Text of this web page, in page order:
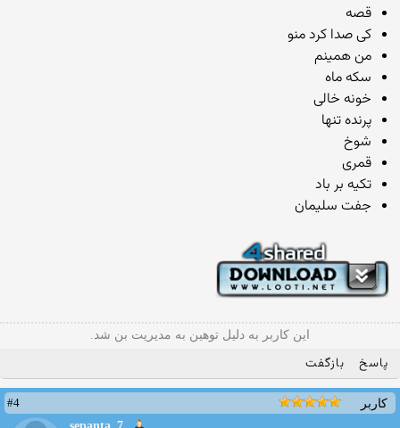
قصه
کی صدا کرد منو
من همینم
سکه ماه
خونه خالی
پرنده تنها
شوخ
قمری
تکیه بر باد
جفت سلیمان
این کاربر به دلیل توهین به مدیریت بن شد.
پاسخ بازگفت
کاربر
#4